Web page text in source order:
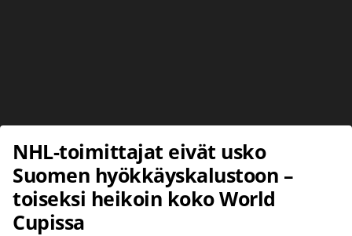
NHL-toimittajat eivät usko
Suomen hyökkäyskalustoon –
toiseksi heikoin koko World
Cupissa